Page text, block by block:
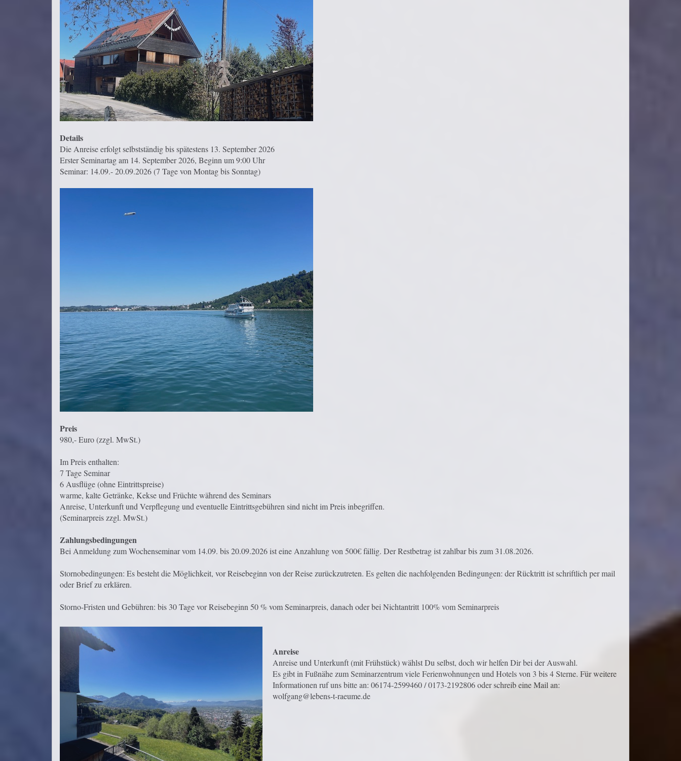
Details
Die Anreise erfolgt selbstständig bis spätestens 13. September 2026
Erster Seminartag am 14. September 2026, Beginn um 9:00 Uhr
Seminar: 14.09.- 20.09.2026 (7 Tage von Montag bis Sonntag)
Preis
980,- Euro (zzgl. MwSt.)
Im Preis enthalten:
7 Tage Seminar
6 Ausflüge (ohne Eintrittspreise)
warme, kalte Getränke, Kekse und Früchte während des Seminars
Anreise, Unterkunft und Verpflegung und eventuelle Eintrittsgebühren sind nicht im Preis inbegriffen.
(Seminarpreis zzgl. MwSt.)
Zahlungsbedingungen
Bei Anmeldung zum Wochenseminar vom 14.09. bis 20.09.2026 ist eine Anzahlung von 500€ fällig. Der Restbetrag ist zahlbar bis zum 31.08.2026.
Stornobedingungen: Es besteht die Möglichkeit, vor Reisebeginn von der Reise zurückzutreten. Es gelten die nachfolgenden Bedingungen: der Rücktritt ist schriftlich per mail
oder Brief zu erklären.
Storno-Fristen und Gebühren: bis 30 Tage vor Reisebeginn 50 % vom Seminarpreis, danach oder bei Nichtantritt 100% vom Seminarpreis
Anreise
Anreise und Unterkunft (mit Frühstück) wählst Du selbst, doch wir helfen Dir bei der Auswahl.
Es gibt in Fußnähe zum Seminarzentrum viele Ferienwohnungen und Hotels von 3 bis 4 Sterne. Für weitere
Informationen ruf uns bitte an: 06174-2599460 / 0173-2192806 oder schreib eine Mail an:
wolfgang@lebens-t-raeume.de